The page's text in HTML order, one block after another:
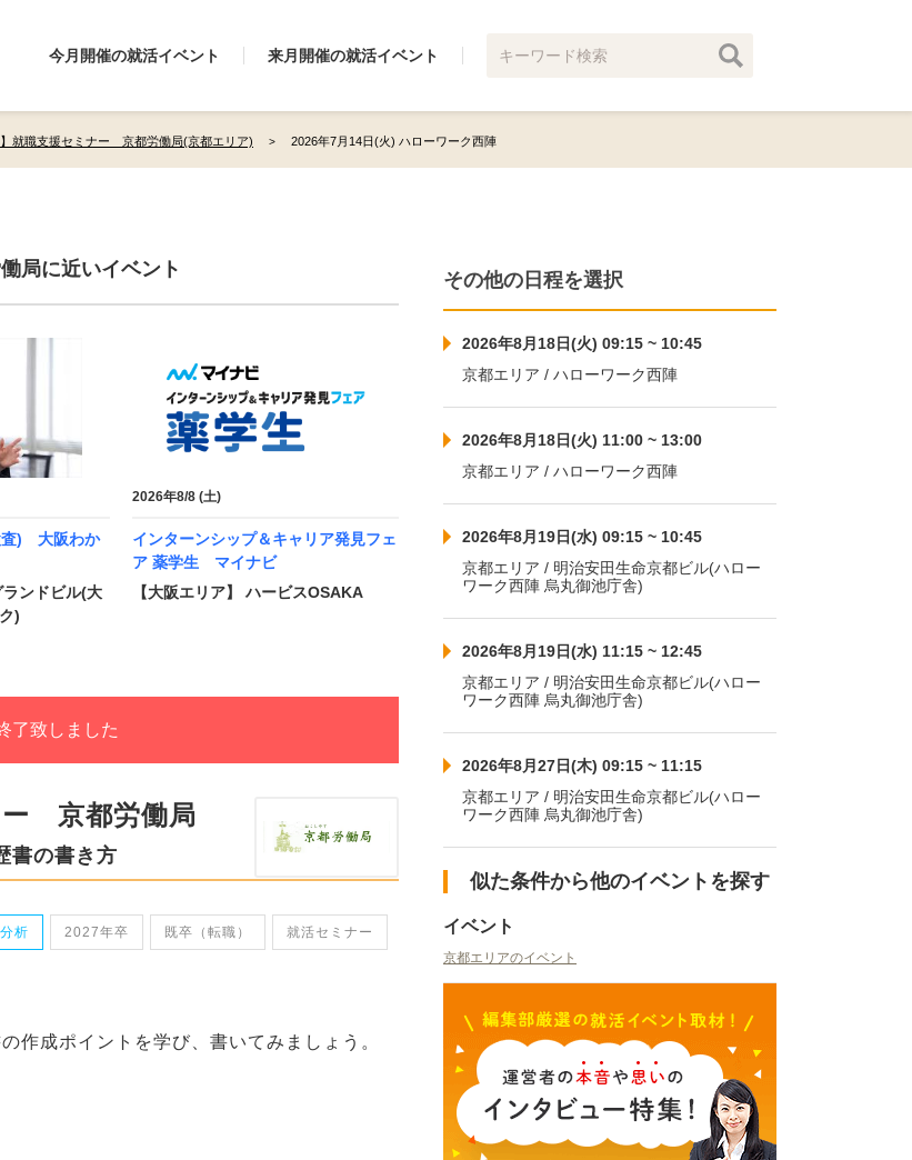
今月開催の就活イベント 来月開催の就活イベント
】就職支援セミナー 京都労働局(京都エリア) 2026年7月14日(火) ハローワーク西陣
局に近いイベント
査) 大阪わか
ランドビル(大
)
2026年8/8 (土)
インターンシップ＆キャリア発見フェ
ア 薬学生 マイナビ
【大阪エリア】 ハービスOSAKA
了致しました
ー 京都労働局
書の書き方
析 2027年卒 既卒（転職） 就活セミナー
作成ポイントを学び、書いてみましょう。
その他の日程を選択
2026年8月18日(火) 09:15 ~ 10:45
京都エリア / ハローワーク西陣
2026年8月18日(火) 11:00 ~ 13:00
京都エリア / ハローワーク西陣
2026年8月19日(水) 09:15 ~ 10:45
京都エリア / 明治安田生命京都ビル(ハロー
ワーク西陣 烏丸御池庁舎)
2026年8月19日(水) 11:15 ~ 12:45
京都エリア / 明治安田生命京都ビル(ハロー
ワーク西陣 烏丸御池庁舎)
2026年8月27日(木) 09:15 ~ 11:15
京都エリア / 明治安田生命京都ビル(ハロー
ワーク西陣 烏丸御池庁舎)
似た条件から他のイベントを探す
イベント
京都エリアのイベント